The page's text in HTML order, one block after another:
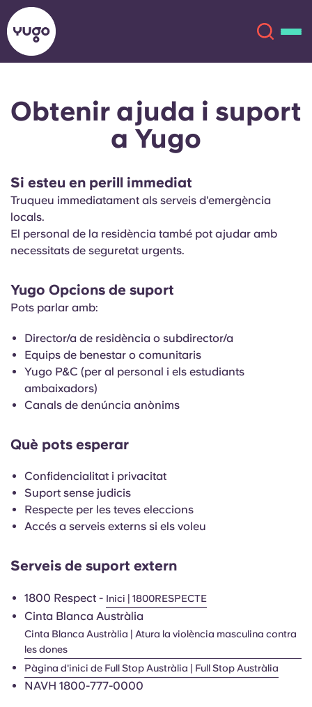
Sobre
Més
Compte
English (US)
Català
Deutsch
French
Portuguese
Selecciona una ciutat
Selecciona una residència
Reserva ara
English (GB)
English (US)
Chinese
Italian
Portuguese
Obtenir ajuda i suport
a Yugo
Si esteu en perill immediat
Truqueu immediatament als serveis d'emergència
locals.
El personal de la residència també pot ajudar amb
necessitats de seguretat urgents.
Yugo Opcions de suport
Pots parlar amb:
Director/a de residència o subdirector/a
Equips de benestar o comunitaris
Yugo P&C (per al personal i els estudiants
ambaixadors)
Canals de denúncia anònims
Què pots esperar
Confidencialitat i privacitat
Suport sense judicis
Respecte per les teves eleccions
Accés a serveis externs si els voleu
Serveis de suport extern
1800 Respect - Inici | 1800RESPECTE
Cinta Blanca Austràlia
Cinta Blanca Austràlia | Atura la violència masculina contra
les dones
Pàgina d'inici de Full Stop Austràlia | Full Stop Austràlia
NAVH 1800-777-0000